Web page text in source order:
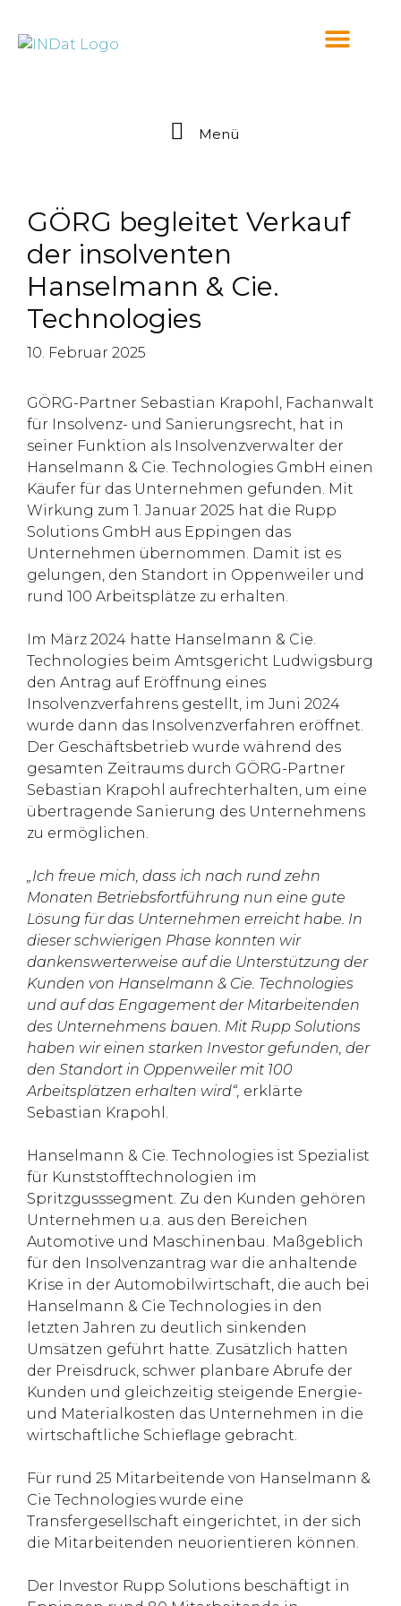
Menü
GÖRG begleitet Verkauf
der insolventen
Hanselmann & Cie.
Technologies
10. Februar 2025
GÖRG-Partner Sebastian Krapohl, Fachanwalt
für Insolvenz- und Sanierungsrecht, hat in
seiner Funktion als Insolvenzverwalter der
Hanselmann & Cie. Technologies GmbH einen
Käufer für das Unternehmen gefunden. Mit
Wirkung zum 1. Januar 2025 hat die Rupp
Solutions GmbH aus Eppingen das
Unternehmen übernommen. Damit ist es
gelungen, den Standort in Oppenweiler und
rund 100 Arbeitsplätze zu erhalten.
Im März 2024 hatte Hanselmann & Cie.
Technologies beim Amtsgericht Ludwigsburg
den Antrag auf Eröffnung eines
Insolvenzverfahrens gestellt, im Juni 2024
wurde dann das Insolvenzverfahren eröffnet.
Der Geschäftsbetrieb wurde während des
gesamten Zeitraums durch GÖRG-Partner
Sebastian Krapohl aufrechterhalten, um eine
übertragende Sanierung des Unternehmens
zu ermöglichen.
„Ich freue mich, dass ich nach rund zehn
Monaten Betriebsfortführung nun eine gute
Lösung für das Unternehmen erreicht habe. In
dieser schwierigen Phase konnten wir
dankenswerterweise auf die Unterstützung der
Kunden von Hanselmann & Cie. Technologies
und auf das Engagement der Mitarbeitenden
des Unternehmens bauen. Mit Rupp Solutions
haben wir einen starken Investor gefunden, der
den Standort in Oppenweiler mit 100
Arbeitsplätzen erhalten wird“, erklärte
Sebastian Krapohl.
Hanselmann & Cie. Technologies ist Spezialist
für Kunststofftechnologien im
Spritzgusssegment. Zu den Kunden gehören
Unternehmen u.a. aus den Bereichen
Automotive und Maschinenbau. Maßgeblich
für den Insolvenzantrag war die anhaltende
Krise in der Automobilwirtschaft, die auch bei
Hanselmann & Cie Technologies in den
letzten Jahren zu deutlich sinkenden
Umsätzen geführt hatte. Zusätzlich hatten
der Preisdruck, schwer planbare Abrufe der
Kunden und gleichzeitig steigende Energie-
und Materialkosten das Unternehmen in die
wirtschaftliche Schieflage gebracht.
Für rund 25 Mitarbeitende von Hanselmann &
Cie Technologies wurde eine
Transfergesellschaft eingerichtet, in der sich
die Mitarbeitenden neuorientieren können.
Der Investor Rupp Solutions beschäftigt in